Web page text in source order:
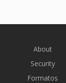
About
Security
Formatos